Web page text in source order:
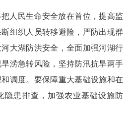
人民生命安全放在首位，提高监
组织人员转移避险，严防出现群
大湖防洪安全，全面加强河湖行
涝急转风险，坚持防汛抗旱两手
调度。要保障重大基础设施和在
隐患排查，加强农业基础设施防